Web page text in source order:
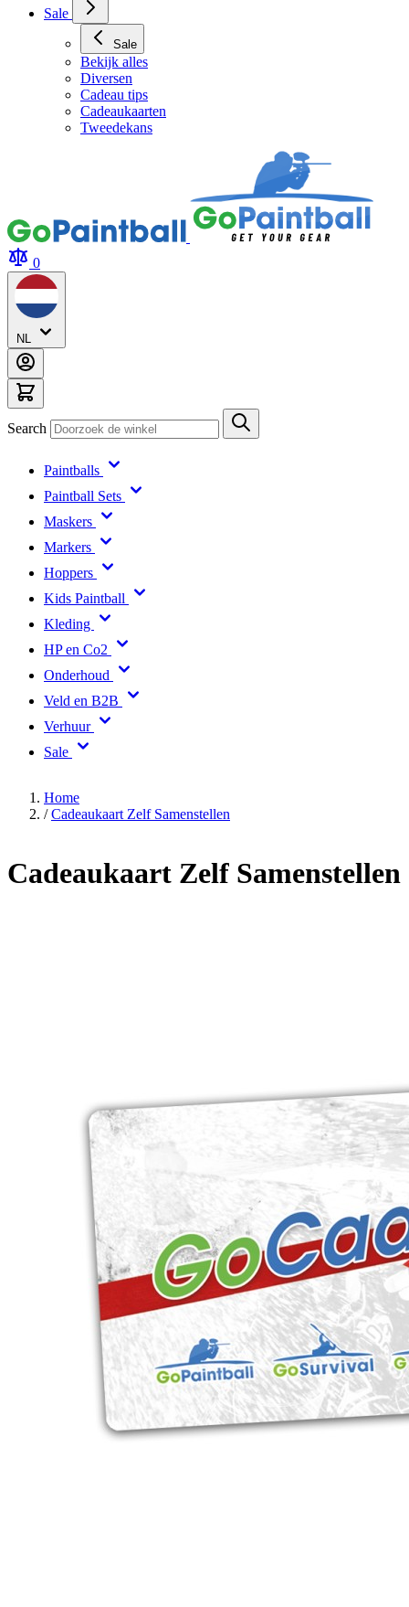
Sale
Sale
Bekijk alles
Diversen
Cadeau tips
Cadeaukaarten
Tweedekans
0
NL
Search
Paintballs
Paintball Sets
Maskers
Markers
Hoppers
Kids Paintball
Kleding
HP en Co2
Onderhoud
Veld en B2B
Verhuur
Sale
Home
/ Cadeaukaart Zelf Samenstellen
Cadeaukaart Zelf Samenstellen